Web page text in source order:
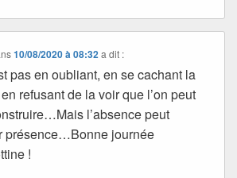
10/08/2020 à 08:32 a dit :
pas en oubliant, en se cachant la
refusant de la voir que l’on peut
l’absence peut
présence…Bonne journée
!